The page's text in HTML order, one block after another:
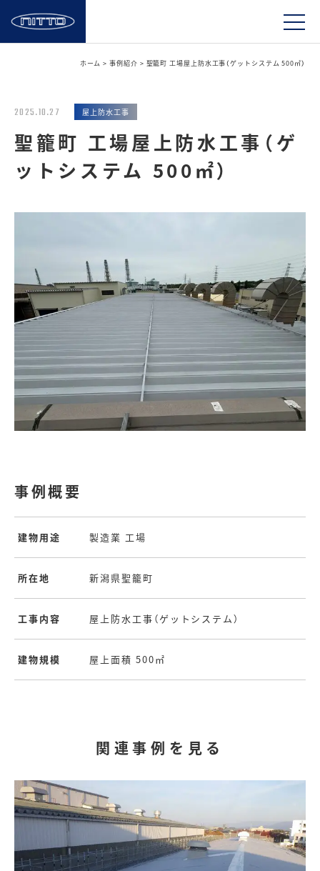
ホーム > 事例紹介 > 聖籠町 工場屋上防水工事（ゲットシステム 500㎡）
2025.10.27 屋上防水工事
聖籠町 工場屋上防水工事（ゲ
ットシステム 500㎡）
事例概要
建物用途 製造業 工場
所在地 新潟県聖籠町
工事内容 屋上防水工事（ゲットシステム）
建物規模 屋上面積 500㎡
関連事例を見る